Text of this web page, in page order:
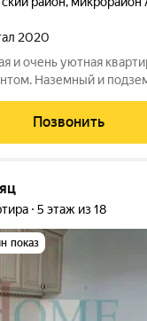
2020
и очень уютная
Наземный и
Позвонить
5 этаж из 18
показ